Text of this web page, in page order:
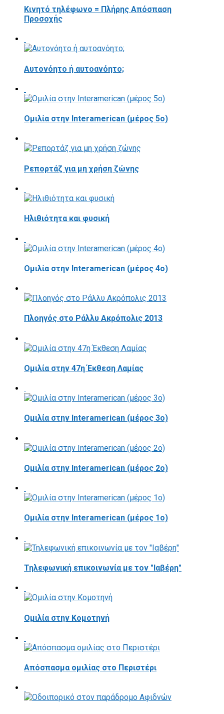
Κινητό τηλέφωνο = Πλήρης Απόσπαση
Προσοχής
Αυτονόητο ή αυτοανόητο;
Ομιλία στην Interamerican (μέρος 5ο)
Ρεπορτάζ για μη χρήση ζώνης
Ηλιθιότητα και φυσική
Ομιλία στην Interamerican (μέρος 4ο)
Πλοηγός στο Ράλλυ Ακρόπολις 2013
Ομιλία στην 47η Έκθεση Λαμίας
Ομιλία στην Interamerican (μέρος 3ο)
Ομιλία στην Interamerican (μέρος 2ο)
Ομιλία στην Interamerican (μέρος 1ο)
Τηλεφωνική επικοινωνία με τον "Ιαβέρη"
Ομιλία στην Κομοτηνή
Απόσπασμα ομιλίας στο Περιστέρι